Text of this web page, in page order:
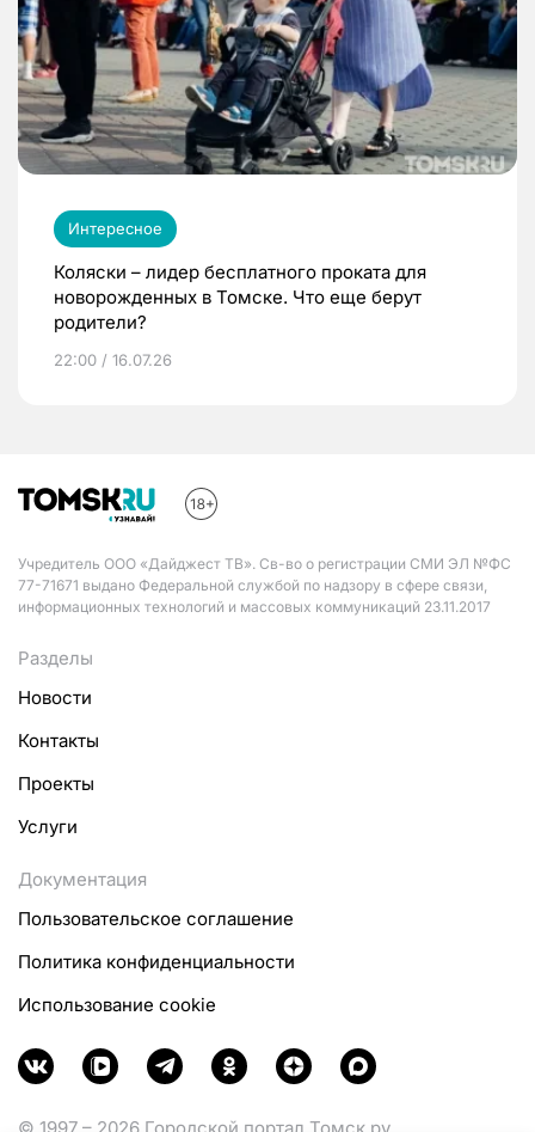
Интересное
Коляски – лидер бесплатного проката для
новорожденных в Томске. Что еще берут
родители?
22:00 / 16.07.26
Учредитель ООО «Дайджест ТВ». Св-во о регистрации СМИ ЭЛ №ФС
77-71671 выдано Федеральной службой по надзору в сфере связи,
информационных технологий и массовых коммуникаций 23.11.2017
Разделы
Новости
Контакты
Проекты
Услуги
Документация
Пользовательское соглашение
Политика конфиденциальности
Использование cookie